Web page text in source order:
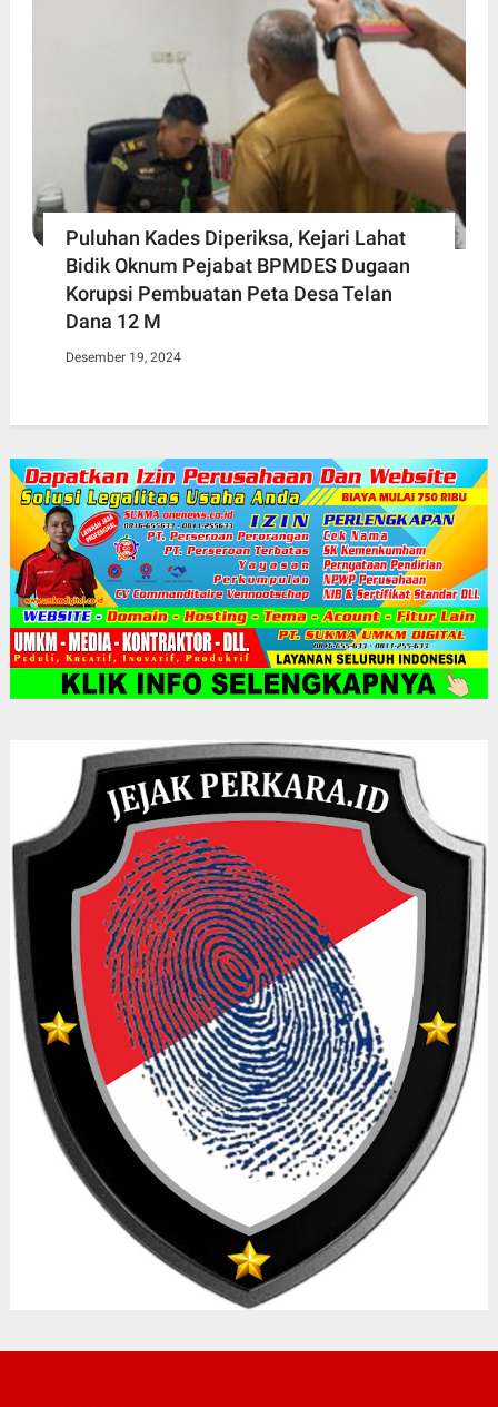
Puluhan Kades Diperiksa, Kejari Lahat
Bidik Oknum Pejabat BPMDES Dugaan
Korupsi Pembuatan Peta Desa Telan
Dana 12 M
Desember 19, 2024